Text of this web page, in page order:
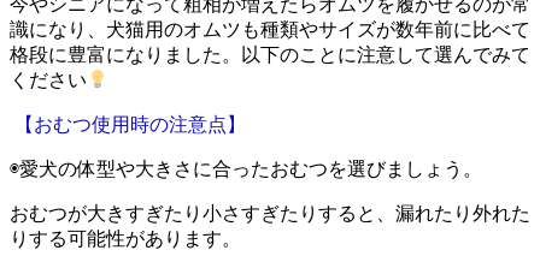
今やシニアになって粗相が増えたらオムツを履かせるのが常
識になり、犬猫用のオムツも種類やサイズが数年前に比べて
格段に豊富になりました。以下のことに注意して選んでみて
ください
【おむつ使用時の注意点】
◉愛犬の体型や大きさに合ったおむつを選びましょう。
おむつが大きすぎたり小さすぎたりすると、漏れたり外れた
りする可能性があります。